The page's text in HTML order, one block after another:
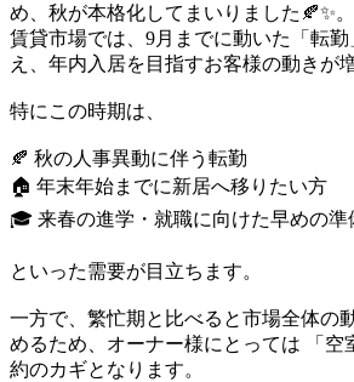
め、秋が本格化してまいりました🍂✨。
賃貸市場では、9月までに動いた「転
え、年内入居を目指すお客様の動きが
特にこの時期は、
🍂 秋の人事異動に伴う転勤
🏠 年末年始までに新居へ移りたい方
🎓 来春の進学・就職に向けた早めの準
といった需要が目立ちます。
一方で、繁忙期と比べると市場全体の
めるため、オーナー様にとっては 「空
約のカギとなります。